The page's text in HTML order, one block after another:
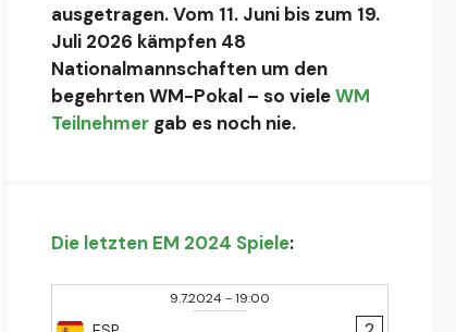
ausgetragen. Vom 11. Juni bis zum 19.
Juli 2026 kämpfen 48
Nationalmannschaften um den
begehrten WM-Pokal – so vieleWM
Teilnehmer gab es noch nie.
Die letzten EM 2024 Spiele:
9.7.2024-19:00